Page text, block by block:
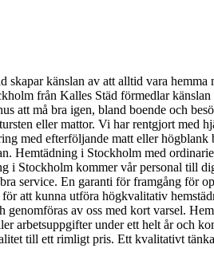
känslan av att alltid vara
från Kalles Städ förmedlar
att må bra igen, bland boende och
eller mattor. Vi har rentgjort med
med efterföljande matt eller
Hemtädning i Stockholm med
i Stockholm kommer vår personal till
service. En garanti för framgång för
att kunna utföra högkvalitativ
av oss med kort varsel.
arbetsuppgifter under ett helt år och
till ett rimligt pris. Ett kvalitativt